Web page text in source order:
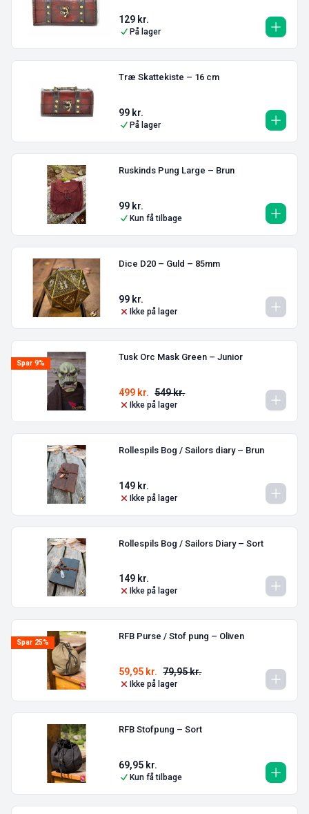
129 kr.
På lager
Træ Skattekiste – 16 cm
99 kr.
På lager
Ruskinds Pung Large – Brun
99 kr.
Kun få tilbage
Dice D20 – Guld – 85mm
99 kr.
Ikke på lager
Spar 9%
Tusk Orc Mask Green – Junior
549kr.
499 kr.
Ikke på lager
Rollespils Bog / Sailors diary – Brun
149 kr.
Ikke på lager
Rollespils Bog / Sailors Diary – Sort
149 kr.
Ikke på lager
Spar 25%
RFB Purse / Stof pung – Oliven
79,95kr.
59,95 kr.
Ikke på lager
RFB Stofpung – Sort
69,95 kr.
Kun få tilbage